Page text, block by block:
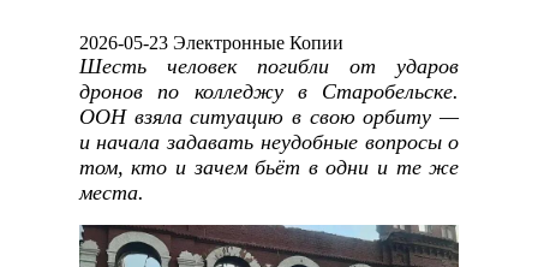
2026-05-23 Электронные Копии
Шесть человек погибли от ударов
дронов по колледжу в Старобельске.
ООН взяла ситуацию в свою орбиту —
и начала задавать неудобные вопросы о
том, кто и зачем бьёт в одни и те же
места.